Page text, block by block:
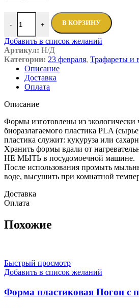
- + В КОРЗИНУ
Добавить в список желаний
Артикул: Н/Д
Категории: 23 февраля, Трафареты и
Описание
Доставка
Оплата
Описание
Формы изготовлены из экологически
биоразлагаемого пластика PLA
пластика служит: кукуруза или
Хранить формы вдали от
НЕ МЫТЬ в посудомоечной машине.
После использования промыть
воде, высушить при комнатной
Доставка
Оплата
Похожие
Быстрый просмотр
Добавить в список желаний
Форма пластиковая Погон с